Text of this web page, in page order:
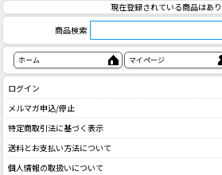
現在登録されている商品はあ
商品検索
ホーム マイページ
ログイン
メルマガ申込/停止
特定商取引法に基づく表示
送料とお支払い方法について
個人情報の取扱いについて